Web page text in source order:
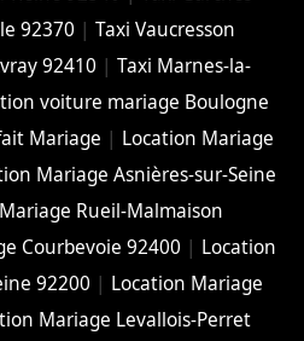
92370 |Taxi Vaucresson
92410 | Taxi Marnes-la-
voiture mariage Boulogne
Mariage | Location Mariage
Mariage Asnières-sur-Seine
Rueil-Malmaison
Courbevoie 92400 | Location
92200 | Location Mariage
Mariage Levallois-Perret